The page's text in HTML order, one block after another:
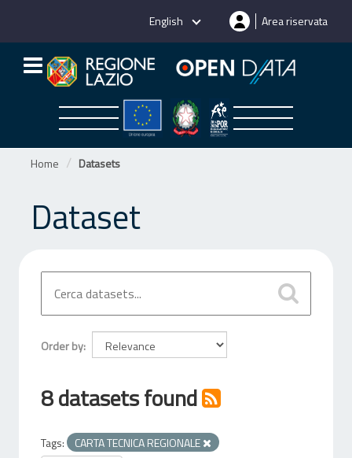
English Area riservata
Home Datasets
Dataset
Order by
8 datasets found
Tags:
CARTA TECNICA REGIONALE